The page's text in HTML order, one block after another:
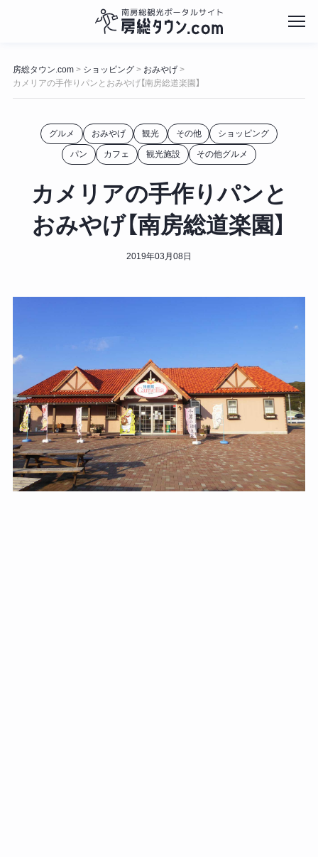
ン
テ
房総タウン.com> ショッピング> おみやげ>
カメリアの手作りパンとおみやげ【南房総道楽園】
グルメ おみやげ 観光 その他 ショッピング
パン カフェ 観光施設 その他グルメ
カメリアの手作りパンと
おみやげ【南房総道楽園】
2019年03月08日